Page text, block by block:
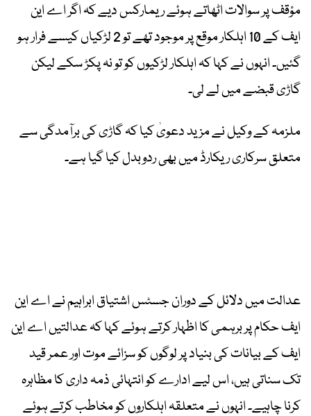
مؤقف پر سوالات اٹھاتے ہوئے ریمارکس دیے کہ اگر اے این
ایف کے 10 اہلکار موقع پر موجود تھے تو 2 لڑکیاں کیسے فرار ہو
گئیں۔ انہوں نے کہا کہ اہلکار لڑکیوں کو تو نہ پکڑ سکے لیکن
گاڑی قبضے میں لے لی۔
ملزمہ کے وکیل نے مزید دعویٰ کیا کہ گاڑی کی برآمدگی سے
متعلق سرکاری ریکارڈ میں بھی ردوبدل کیا گیا ہے۔
عدالت میں دلائل کے دوران جسٹس اشتیاق ابراہیم نے اے این
ایف حکام پر برہمی کا اظہار کرتے ہوئے کہا کہ عدالتیں اے این
ایف کے بیانات کی بنیاد پر لوگوں کو سزائے موت اور عمر قید
تک سناتی ہیں، اس لیے ادارے کو انتہائی ذمہ داری کا مظاہرہ
کرنا چاہیے۔ انہوں نے متعلقہ اہلکاروں کو مخاطب کرتے ہوئے